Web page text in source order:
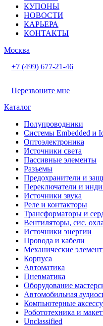
КУПОНЫ
НОВОСТИ
КАРЬЕРА
КОНТАКТЫ
Москва
+7 (499) 677-21-46
Перезвоните мне
Каталог
Полупроводники
Системы Embedded и
Oптоэлектроника
Источники света
Пассивные элементы
Разъeмы
Предохранители и
Переключатели и
Источники звука
Реле и контакторы
Трансформаторы и
Вентиляторы, сис.
Источники энергии
Провода и кабели
Механические
Корпуса
Автоматика
Пневматика
Оборудование
Автомобильная
Компьютерные
Робототехника и
Unclassified